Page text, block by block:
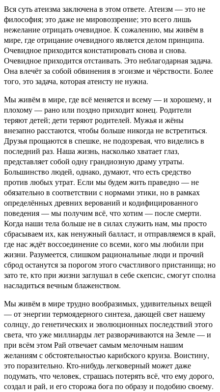
Вся суть атеизма заключена в этом ответе. Атеизм — это не
философия; это даже не мировоззрение; это всего лишь
нежелание отрицать очевидное. К сожалению, мы живём в
мире, где отрицание очевидного является делом принципа.
Очевидное приходится констатировать снова и снова.
Очевидное приходится отстаивать. Это неблагодарная задача.
Она влечёт за собой обвинения в эгоизме и чёрствости. Более
того, это задача, которая атеисту не нужна.
Мы живём в мире, где всё меняется и всему — и хорошему, и
плохому — рано или поздно приходит конец. Родители
теряют детей; дети теряют родителей. Мужья и жёны
внезапно расстаются, чтобы больше никогда не встретиться.
Друзья прощаются в спешке, не подозревая, что виделись в
последний раз. Наша жизнь, насколько хватает глаз,
представляет собой одну грандиозную драму утраты.
Большинство людей, однако, думают, что есть средство
против любых утрат. Если мы будем жить праведно — не
обязательно в соответствии с нормами этики, но в рамках
определённых древних верований и кодифицированного
поведения — мы получим всё, что хотим — после смерти.
Когда наши тела больше не в силах служить нам, мы просто
сбрасываем их, как ненужный балласт, и отправляемся в край,
где нас ждёт воссоединение со всеми, кого мы любили при
жизни. Разумеется, слишком рациональные люди и прочий
сброд останутся за порогом этого счастливого пристанища; но
зато те, кто при жизни заглушал в себе скепсис, смогут сполна
насладиться вечным блаженством.
Мы живём в мире трудно вообразимых, удивительных вещей
— от энергии термоядерного синтеза, дающей свет нашему
солнцу, до генетических и эволюционных последствий этого
света, что уже миллиарды лет разворачиваются на Земле — и
при всём этом Рай отвечает самым мелочным нашим
желаниям с обстоятельностью карибского круиза. Воистину,
это поразительно. Кто-нибудь легковерный может даже
подумать, что человек, страшась потерять всё, что ему дорого,
создал и рай, и его сторожа бога по образу и подобию своему.